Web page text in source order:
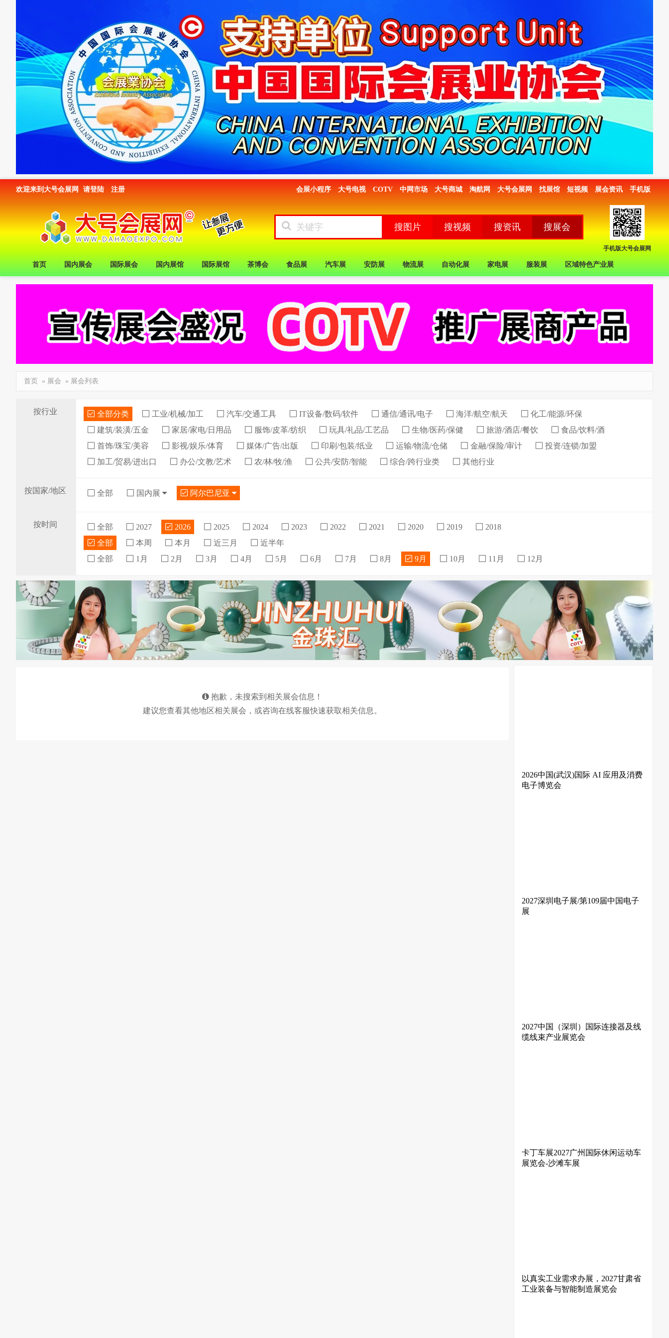
欢迎来到大号会展网 请登陆 注册 会展小程序 大号电视 COTV 中网市场 大号商城 淘航网 大号会展网 找展馆 短视频 展会资讯 手机版
手机版大号会展网
首页 国内展会 国际展会 国内展馆 国际展馆 茶博会 食品展 汽车展 安防展 物流展 自动化展 家电展 服装展 区域特色产业展
首页 » 展会 » 展会列表
按行业 全部分类 工业/机械/加工 汽车/交通工具 IT设备/数码/软件 通信/通讯/电子 海洋/航空/航天
化工/能源/环保
建筑/装潢/五金
家居/家电/日用品 服饰/皮革/纺织 玩具/礼品/工艺品 生物/医药/保健 旅游/酒店/餐饮
食品/饮料/酒
首饰/珠宝/美容
影视/娱乐/体育 媒体/广告/出版 印刷/包装/纸业 运输/物流/仓储 金融/保险/审计
投资/连锁/加盟
加工/贸易/进出口
办公/文教/艺术 农/林/牧/渔 公共/安防/智能 综合/跨行业类 其他行业
按国家/地区 全部 国内展 阿尔巴尼亚
按时间 全部 2027 2026 2025 2024 2023 2022 2021 2020 2019
2018
全部
本周 本月 近三月
近半年
全部
1月 2月 3月 4月 5月 6月 7月 8月 9月 10月 11月 12月
抱歉，未搜索到相关展会信息！
建议您查看其他地区相关展会，或咨询在线客服快速获取相关信息。
2026中国(武汉)国际 AI 应用及消费
电子博览会
2027深圳电子展/第109届中国电子
展
2027中国（深圳）国际连接器及线
缆线束产业展览会
卡丁车展2027广州国际休闲运动车
展览会-沙滩车展
以真实工业需求办展，2027甘肃省
工业装备与智能制造展览会